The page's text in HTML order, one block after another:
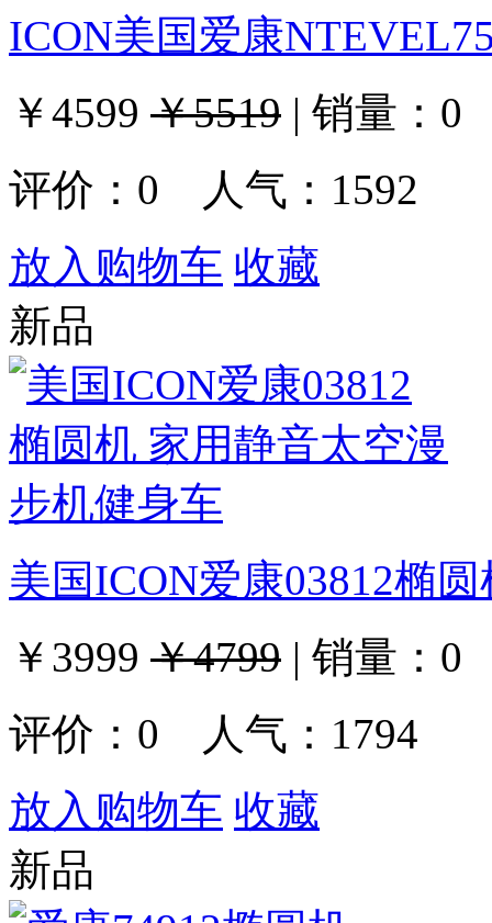
ICON美国爱康
￥4599 ￥5519 | 销量： 0
评价： 0 人气：1592
放入购物车 收藏
新品
美国ICON爱康03812椭
￥3999 ￥4799 | 销量： 0
评价： 0 人气：1794
放入购物车 收藏
新品